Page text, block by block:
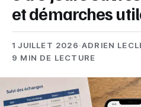
et démarches
1 JUILLET 2026·ADRIEN
9 MIN DE LECTURE